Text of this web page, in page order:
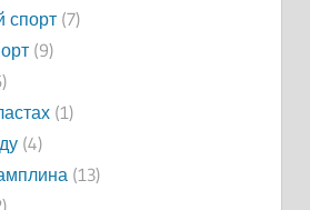
(7)
(9)
(1)
(4)
(13)